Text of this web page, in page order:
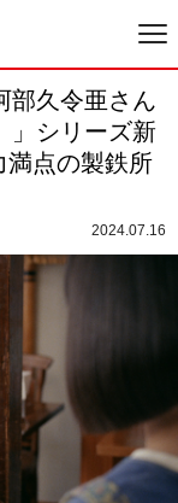
部久令亜さん
」シリーズ新
満点の製鉄所
2024.07.16